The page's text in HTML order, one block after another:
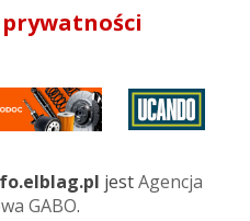
jestAgencja
GABO.